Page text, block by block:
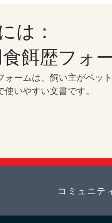
は：
餌歴フォ
ームは、飼い主がペッ
いやすい文書です。
コミュニテ